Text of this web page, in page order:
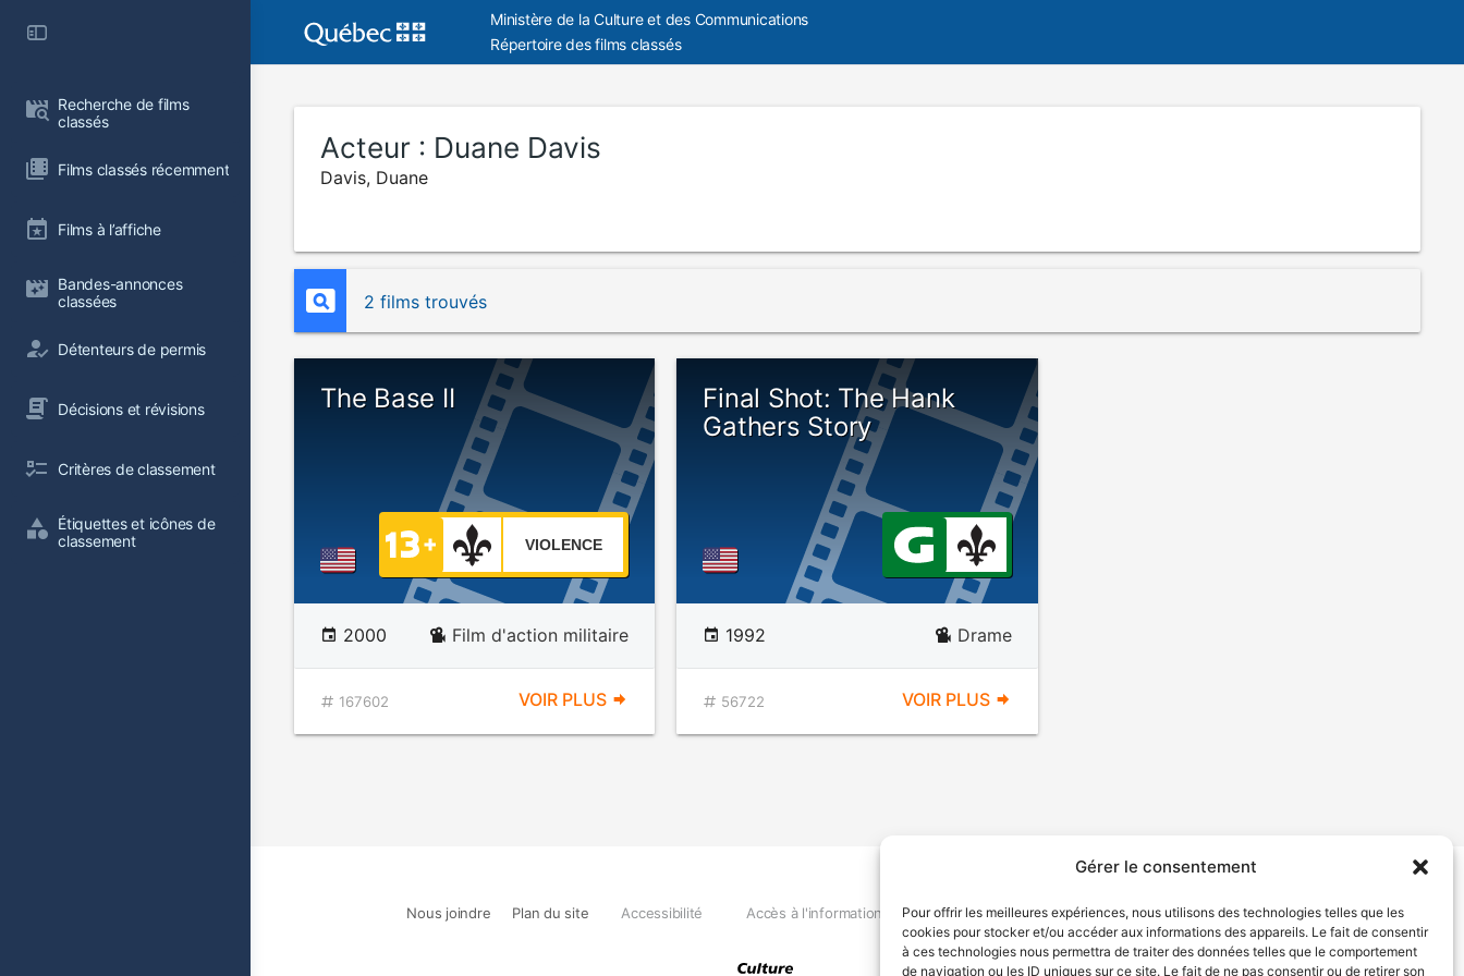
Gérer le consentement
Pour offrir les meilleures expériences, nous utilisons des technologies telles que les
cookies pour stocker et/ou accéder aux informations des appareils. Le fait de consentir
à ces technologies nous permettra de traiter des données telles que le comportement
de navigation ou les ID uniques sur ce site. Le fait de ne pas consentir ou de retirer son
Recherche de films
classés
Films classés récemment
Films à l’affiche
Bandes-annonces
classées
Détenteurs de permis
Décisions et révisions
Critères de classement
Étiquettes et icônes de
classement
Ministère de la Culture et des Communications
Répertoire des films classés
Acteur : Duane Davis
Davis, Duane
2 films trouvés
The Base II
VIOLENCE
2000 Film d'action militaire
167602 VOIR PLUS
Final Shot: The Hank
Gathers Story
1992 Drame
56722 VOIR PLUS
Nous joindre Plan du site Accessibilité Accès à l'information Déclaration de services Politique de confidentialité